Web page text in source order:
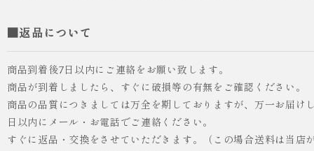
■返品について
商品到着後7日以内にご連絡をお願い致します。
商品が到着しましたら、すぐに破損等の有無をご確認ください。
商品の品質につきましては万全を期しておりますが、万一お届
日以内にメール・お電話でご連絡ください。
すぐに返品・交換をさせていただきます。（この場合送料は当店